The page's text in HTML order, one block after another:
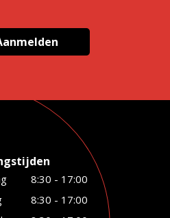
8:30 - 17:00
8:30 - 17:00